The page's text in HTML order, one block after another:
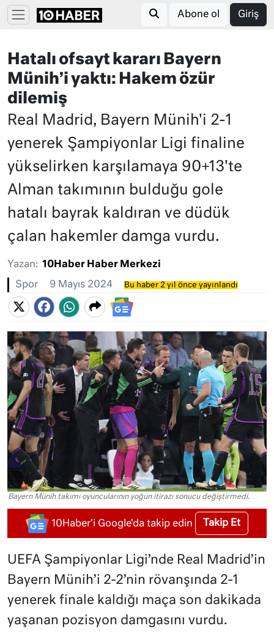
Abone ol Giriş
Hatalı ofsayt kararı Bayern
Münih’i yaktı: Hakem özür
dilemiş
Real Madrid, Bayern Münih'i 2-1
yenerek Şampiyonlar Ligi finaline
yükselirken karşılamaya 90+13'te
Alman takımının bulduğu gole
hatalı bayrak kaldıran ve düdük
çalan hakemler damga vurdu.
Yazan: 10Haber Haber Merkezi
Spor 9 Mayıs 2024 Bu haber 2 yıl önce yayınlandı
Bayern Münih takımı oyuncularının yoğun itirazı sonucu değiştirmedi.
10Haber'i Google'da takip edin Takip Et
UEFA Şampiyonlar Ligi’nde Real Madrid’in
Bayern Münih’i 2-2’nin rövanşında 2-1
yenerek finale kaldığı maça son dakikada
yaşanan pozisyon damgasını vurdu.